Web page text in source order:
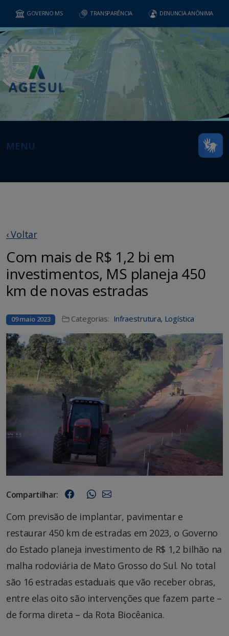
GOVERNO MS TRANSPARÊNCIA DENUNCIA ANÔNIMA
MENU
‹ Voltar
Com mais de R$ 1,2 bi em
investimentos, MS planeja 450
km de novas estradas
09 maio 2023 Categorias: Infraestrutura, Logística
Compartilhar:
Com previsão de implantar, pavimentar e
restaurar 450 km de estradas em 2023, o Governo
do Estado planeja investimento de R$ 1,2 bilhão na
malha rodoviária de Mato Grosso do Sul. No total
são 16 estradas estaduais que vão receber obras,
entre elas oito são intervenções que fazem parte –
de forma direta – da Rota Biocêanica.